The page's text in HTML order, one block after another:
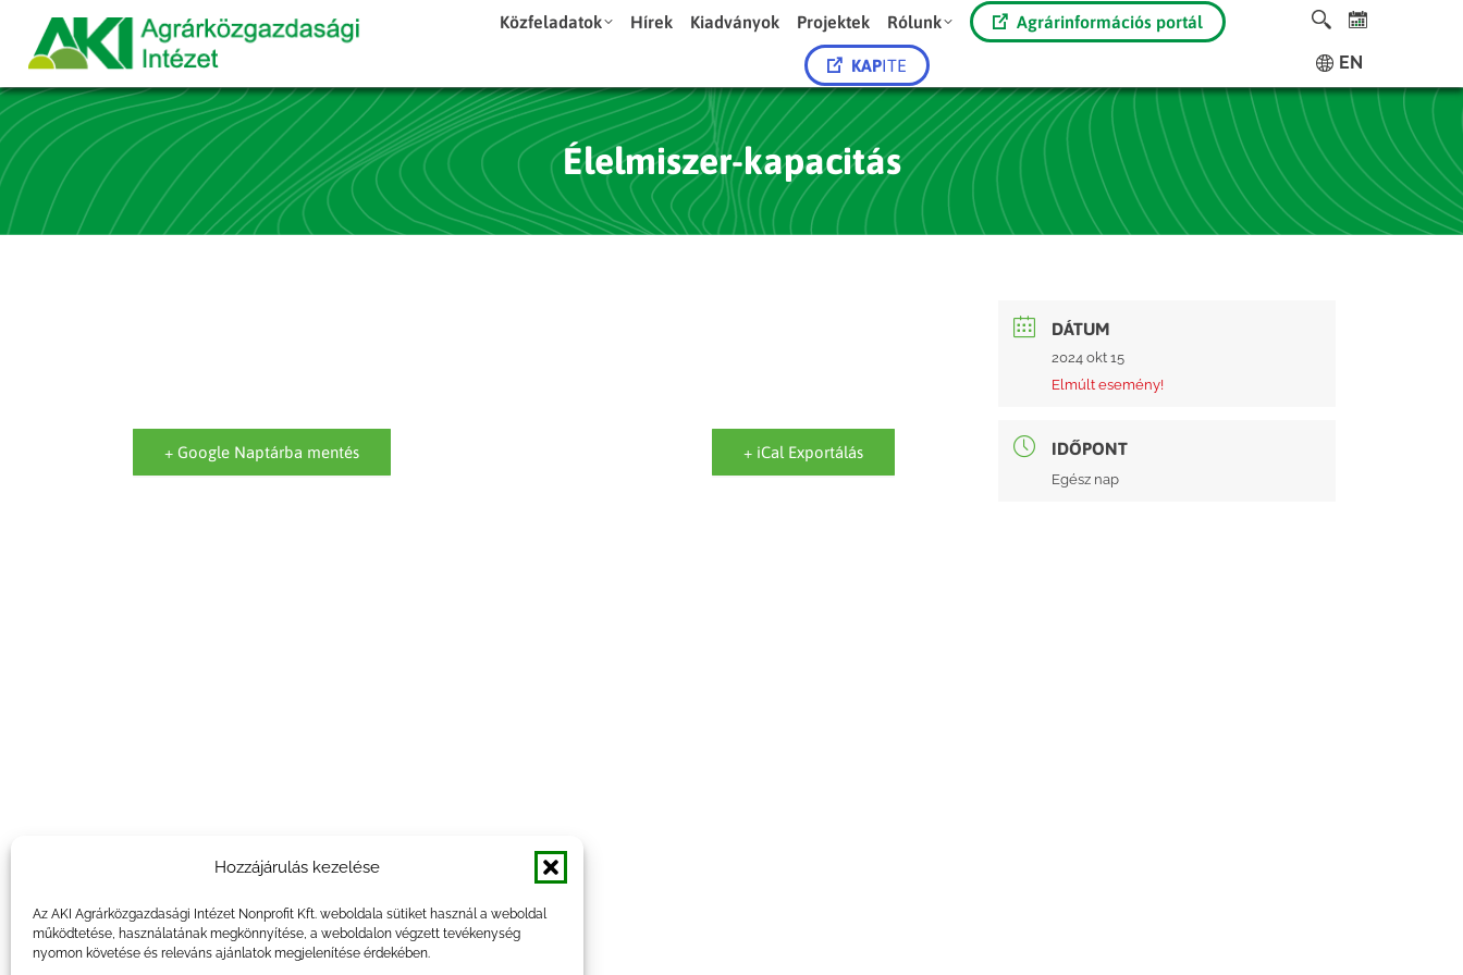
Hozzájárulás kezelése
Az AKI Agrárközgazdasági Intézet Nonprofit Kft. weboldala sütiket használ a weboldal
működtetése, használatának megkönnyítése, a weboldalon végzett tevékenység
nyomon követése és releváns ajánlatok megjelenítése érdekében.
Közfeladatok Hírek Kiadványok Projektek Rólunk Agrárinformációs portál
KAPITE EN
Élelmiszer-kapacitás
+ Google Naptárba mentés + iCal Exportálás
DÁTUM
2024 okt 15
Elmúlt esemény!
IDŐPONT
Egész nap